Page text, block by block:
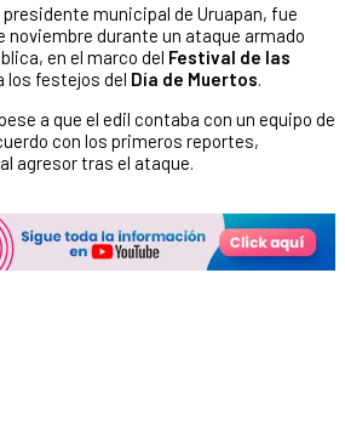
municipal de Uruapan, fue
noviembre durante un ataque armado
en el marco del Festival de las
los festejos del Día de Muertos.
a que el edil contaba con un equipo de
con los primeros reportes,
agresor tras el ataque.